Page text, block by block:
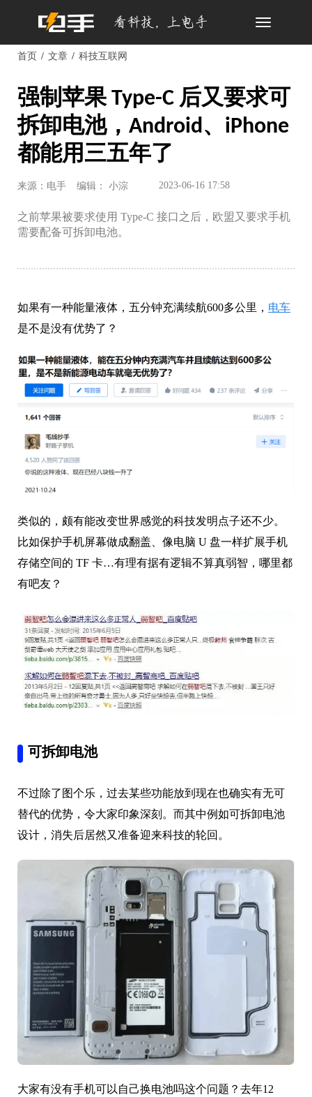
Toggle
首页 文章 科技互联网
强制苹果 Type-C 后又要求可
拆卸电池，Android、iPhone
都能用三五年了
来源：电手 编辑： 小淙 2023-06-16 17:58
之前苹果被要求使用 Type-C 接口之后，欧盟又要求手机
需要配备可拆卸电池。
如果有一种能量液体，五分钟充满续航600多公里， 电车
是不是没有优势了？
类似的，颇有能改变世界感觉的科技发明点子还不少。
比如保护手机屏幕做成翻盖、像电脑 U 盘一样扩展手机
存储空间的 TF 卡…有理有据有逻辑不算真弱智，哪里都
有吧友？
可拆卸电池
不过除了图个乐，过去某些功能放到现在也确实有无可
替代的优势，令大家印象深刻。而其中例如可拆卸电池
设计，消失后居然又准备迎来科技的轮回。
大家有没有手机可以自己换电池吗这个问题？去年12